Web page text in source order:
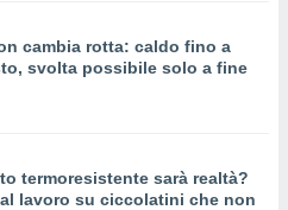
cambia rotta: caldo fino a
svolta possibile solo a fine
termoresistente sarà realtà?
lavoro su ciccolatini che non